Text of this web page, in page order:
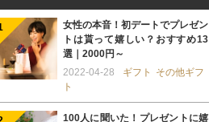
女性の本音！初デートでプレゼン
トは貰って嬉しい？おすすめ13
選｜2000円～
2022-04-28
ギフト
その他ギフ
ト
100人に聞いた！プレゼントに嬉